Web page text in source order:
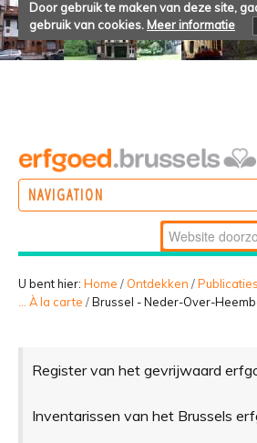
Door gebruik te maken van deze site,
gebruik van cookies. Meer informatie
NAVIGATION
BELEVEN
Zoek
Geavanceerd
zoeken...
U bent hier: Home / Ontdekken /Publicaties
... À la carte /Brussel - Neder-Over-
Register van het gevrijwaard
Inventarissen van het Brussels